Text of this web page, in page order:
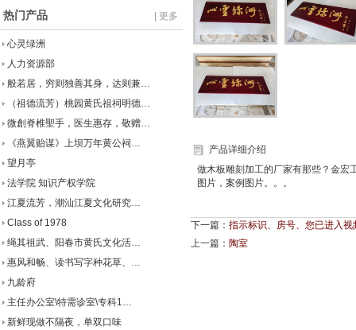
热门产品 | 更多
心灵绿洲
人力资源部
般若居，穷则独善其身，达则兼…
（祖德流芳）桃园黄氏祖祠明德…
微創脊椎聖手，医生惠存，敬赠…
《燕翼贻谋》上坝万年黄公祠…
望月亭
法学院 知识产权学院
江夏流芳，潮汕江夏文化研究…
Class of 1978
绳其祖武、阳春市黄氏文化活…
惠风和畅、读书写字种花草、…
九龄府
主任办公室\特需诊室\专科1…
新鲜现做不隔夜，单双口味
产品详细介绍
做木板雕刻加工的厂家有那些？金宏
图片，案例图片。。。
下一篇： 指示标识、房号、您已进入视
上一篇： 陶室